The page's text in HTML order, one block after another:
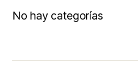
No hay categorías